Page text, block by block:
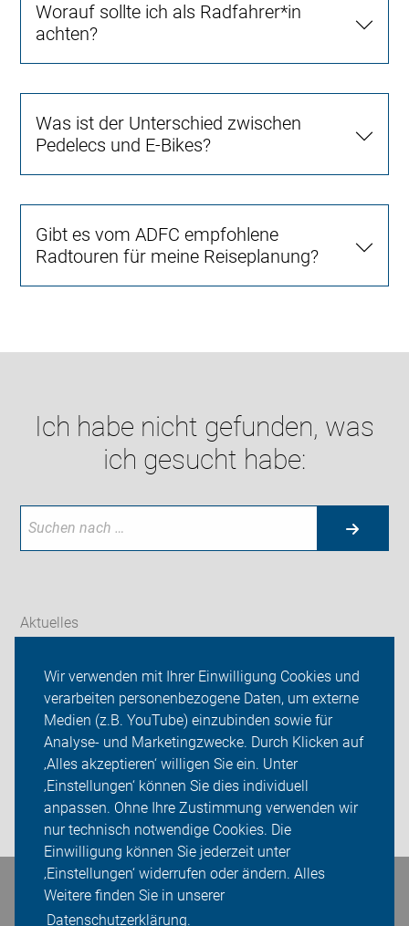
Wir verwenden mit Ihrer Einwilligung Cookies und
verarbeiten personenbezogene Daten, um externe
Medien (z.B. YouTube) einzubinden sowie für
Analyse- und Marketingzwecke. Durch Klicken auf
‚Alles akzeptieren‘ willigen Sie ein. Unter
‚Einstellungen‘ können Sie dies individuell
anpassen. Ohne Ihre Zustimmung verwenden wir
nur technisch notwendige Cookies. Die
Einwilligung können Sie jederzeit unter
‚Einstellungen‘ widerrufen oder ändern. Alles
Weitere finden Sie in unserer
Datenschutzerklärung.
Worauf sollte ich als Radfahrer*in
achten?
Was ist der Unterschied zwischen
Pedelecs und E-Bikes?
Gibt es vom ADFC empfohlene
Radtouren für meine Reiseplanung?
Ich habe nicht gefunden, was
ich gesucht habe:
Aktuelles
Radverkehr Falkensee
ADFC Falkensee
Sei dabei
Login
Bleiben Sie in Kontakt